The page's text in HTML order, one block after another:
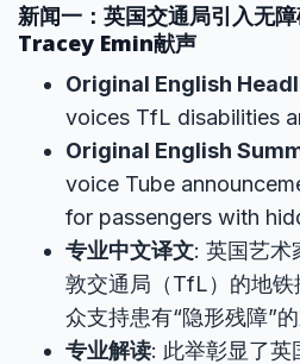
新闻一：英国交通局引入无
Tracey Emin献声
Original English
voices TfL disabilities
Original English
voice Tube
for passengers with
专业中文译文: 英国艺术
敦交通局（TfL）的地
众支持患有“隐形残障”的
专业解读: 此举彰显了